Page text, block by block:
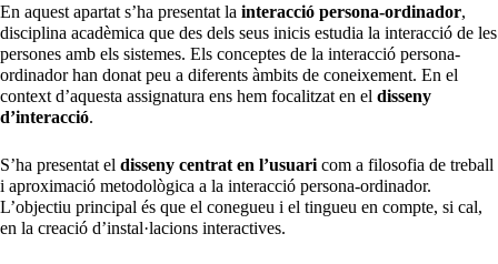
En aquest apartat s’ha presentat la interacció persona-ordinador,
disciplina acadèmica que des dels seus inicis estudia la interacció de les
persones amb els sistemes. Els conceptes de la interacció persona-
ordinador han donat peu a diferents àmbits de coneixement. En el
context d’aquesta assignatura ens hem focalitzat en el disseny
d’interacció.
S’ha presentat el disseny centrat en l’usuari com a filosofia de treball
i aproximació metodològica a la interacció persona-ordinador.
L’objectiu principal és que el conegueu i el tingueu en compte, si cal,
en la creació d’instal·lacions interactives.